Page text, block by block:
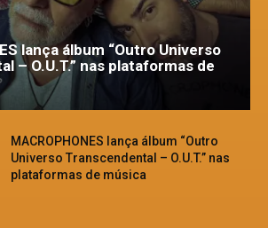
lança álbum “Outro Universo
– O.U.T.” nas plataformas de
MACROPHONES lança álbum “Outro
Universo Transcendental – O.U.T.” nas
plataformas de música